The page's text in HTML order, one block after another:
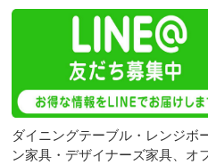
ダイニングテーブル・レンジボ
ン家具・デザイナーズ家具、オ